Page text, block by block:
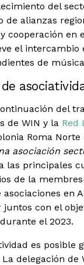
del
de alianzas
cooperación en
el intercambio
de
del
de WIN y la Red
Roma
asociación
las principales
de la
asociaciones en
juntos con el
el 2023.
es posible
La delegación de